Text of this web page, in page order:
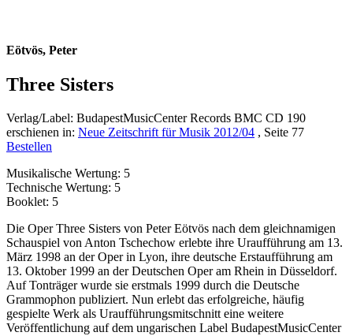
Eötvös, Peter
Three Sisters
Verlag/Label: BudapestMusicCenter Records BMC CD 190
erschienen in: Neue Zeitschrift für Musik 2012/04 , Seite 77
Bestellen
Musikalische Wertung: 5
Technische Wertung: 5
Booklet: 5
Die Oper Three Sisters von Peter Eötvös nach dem gleichnamigen
Schauspiel von Anton Tschechow erlebte ihre Uraufführung am 13.
März 1998 an der Oper in Lyon, ihre deutsche Erstaufführung am
13. Oktober 1999 an der Deutschen Oper am Rhein in Düsseldorf.
Auf Tonträger wurde sie erstmals 1999 durch die Deutsche
Grammophon publiziert. Nun erlebt das erfolgreiche, häufig
gespielte Werk als Uraufführungsmitschnitt eine weitere
Veröffentlichung auf dem unga­rischen Label BudapestMusicCenter